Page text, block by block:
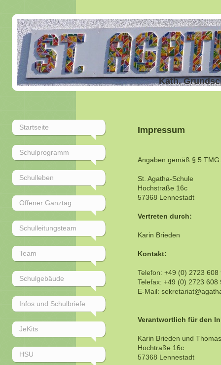
Kath.
Startseite
Schulprogramm
Schulleben
Offener Ganztag
Schulleitungsteam
Team
Schulgebäude
Infos und Schulbriefe
JeKits
HSU
Impressum
Angaben gemäß § 5
St. Agatha-Schule
Hochstraße 16c
57368 Lennestadt
Vertreten durch:
Karin Brieden
Kontakt:
Telefon: +49 (0) 2723 608
Telefax: +49 (0) 2723 608
E-Mail:
Verantwortlich für den
Karin Brieden und
Hochtraße 16c
57368 Lennestadt